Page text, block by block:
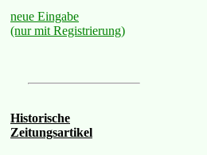
neue Eingabe
(nur mit Registrierung)
Historische
Zeitungsartikel